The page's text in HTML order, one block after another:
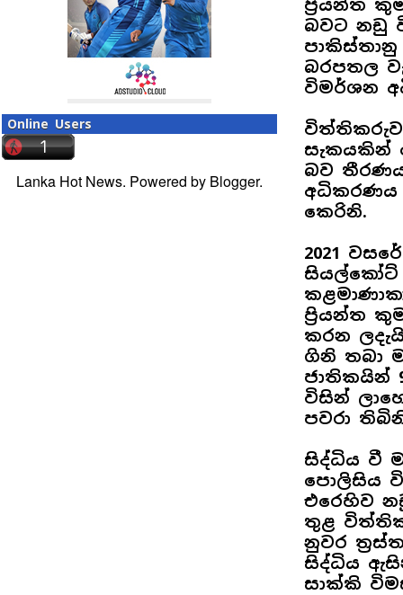
Online Users
Lanka Hot News. Powered by Blogger.
ප්‍රියන්ත
බවට නඩු
බරපතල
විමර්ශන
සැකයකින්
බව
අධිකරණය
කෙරිනි.
2021
ප්‍රියන්ත
කරන
ගිනි තබා
ජාතිකයින්
විසින්
පවරා
සිද්ධිය වී
පොලිසිය
එරෙහිව
තුළ
නුවර
සිද්ධිය
සාක්කි